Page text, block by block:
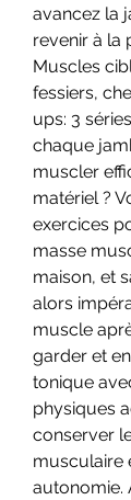
avancez la
revenir à la
Muscles
fessiers,
ups: 3
chaque
muscler
matériel ?
exercices
masse
maison, et
alors
muscle
garder et
tonique
physiques
conserver
musculaire
autonomie.